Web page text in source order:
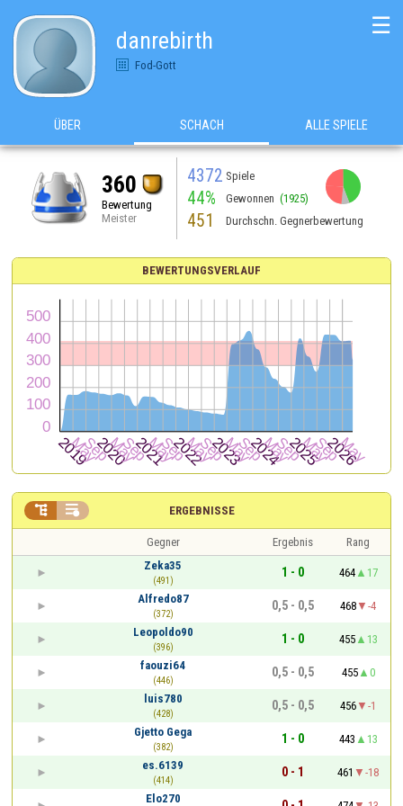
danrebirth
Fod-Gott
☰
ÜBER SCHACH ALLE SPIELE
360
Bewertung
Meister
4372 Spiele
44% Gewonnen (1925)
451 Durchschn. Gegnerbewertung
BEWERTUNGSVERLAUF
ERGEBNISSE
 
Gegner Ergebnis
Rang
Zeka35
(491)
1 - 0 464
17
Alfredo87
(372)
0,5 - 0,5 468
-4
Leopoldo90
(396)
1 - 0 455
13
faouzi64
(446)
0,5 - 0,5 455
0
luis780
(428)
0,5 - 0,5 456
-1
Gjetto Gega
(382)
1 - 0 443
13
es.6139
(414)
0 - 1 461
-18
Elo270